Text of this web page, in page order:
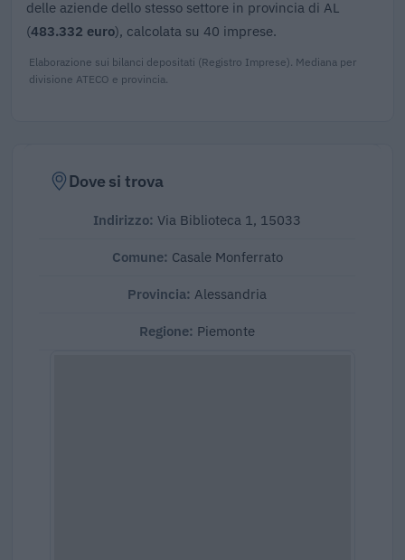
delle aziende dello stesso settore in provincia di AL
(483.332 euro), calcolata su 40 imprese.
Elaborazione sui bilanci depositati (Registro Imprese). Mediana per
divisione ATECO e provincia.
Dove si trova
Indirizzo: Via Biblioteca 1, 15033
Comune: Casale Monferrato
Provincia: Alessandria
Regione: Piemonte